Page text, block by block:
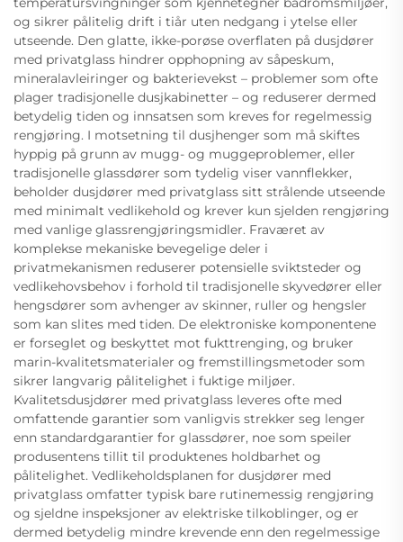
og sikrer pålitelig drift i tiår uten nedgang i ytelse eller
utseende. Den glatte, ikke-porøse overflaten på dusjdører
med privatglass hindrer opphopning av såpeskum,
mineralavleiringer og bakterievekst – problemer som ofte
plager tradisjonelle dusjkabinetter – og reduserer dermed
betydelig tiden og innsatsen som kreves for regelmessig
rengjøring. I motsetning til dusjhenger som må skiftes
hyppig på grunn av mugg- og muggeproblemer, eller
tradisjonelle glassdører som tydelig viser vannflekker,
beholder dusjdører med privatglass sitt strålende utseende
med minimalt vedlikehold og krever kun sjelden rengjøring
med vanlige glassrengjøringsmidler. Fraværet av
komplekse mekaniske bevegelige deler i
privatmekanismen reduserer potensielle sviktsteder og
vedlikehovsbehov i forhold til tradisjonelle skyvedører eller
hengsdører som avhenger av skinner, ruller og hengsler
som kan slites med tiden. De elektroniske komponentene
er forseglet og beskyttet mot fukttrenging, og bruker
marin-kvalitetsmaterialer og fremstillingsmetoder som
sikrer langvarig pålitelighet i fuktige miljøer.
Kvalitetsdusjdører med privatglass leveres ofte med
omfattende garantier som vanligvis strekker seg lenger
enn standardgarantier for glassdører, noe som speiler
produsentens tillit til produktenes holdbarhet og
pålitelighet. Vedlikeholdsplanen for dusjdører med
privatglass omfatter typisk bare rutinemessig rengjøring
og sjeldne inspeksjoner av elektriske tilkoblinger, og er
dermed betydelig mindre krevende enn den regelmessige